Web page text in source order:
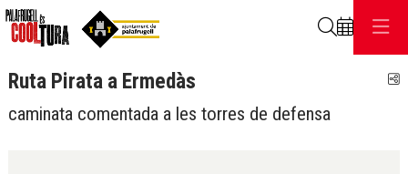
Ruta Pirata a Ermedàs
caminata comentada a les torres de defensa